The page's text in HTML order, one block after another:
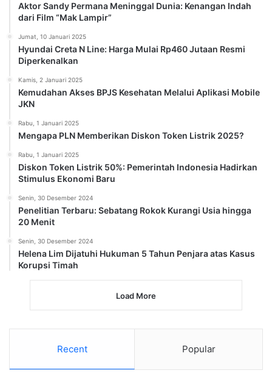
Aktor Sandy Permana Meninggal Dunia: Kenangan Indah
dari Film “Mak Lampir”
Jumat, 10 Januari 2025
Hyundai Creta N Line: Harga Mulai Rp460 Jutaan Resmi
Diperkenalkan
Kamis, 2 Januari 2025
Kemudahan Akses BPJS Kesehatan Melalui Aplikasi Mobile
JKN
Rabu, 1 Januari 2025
Mengapa PLN Memberikan Diskon Token Listrik 2025?
Rabu, 1 Januari 2025
Diskon Token Listrik 50%: Pemerintah Indonesia Hadirkan
Stimulus Ekonomi Baru
Senin, 30 Desember 2024
Penelitian Terbaru: Sebatang Rokok Kurangi Usia hingga
20 Menit
Senin, 30 Desember 2024
Helena Lim Dijatuhi Hukuman 5 Tahun Penjara atas Kasus
Korupsi Timah
Load More
Recent Popular